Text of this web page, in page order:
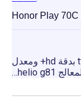
العنصر التفاصيل الشاشة 6.75 إنش tft lcd بدقة hd+ ومعدل